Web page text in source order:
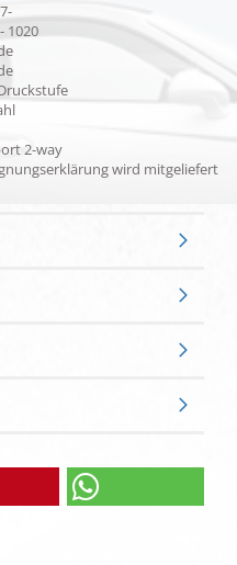
1020
2-way
wird mitgeliefert